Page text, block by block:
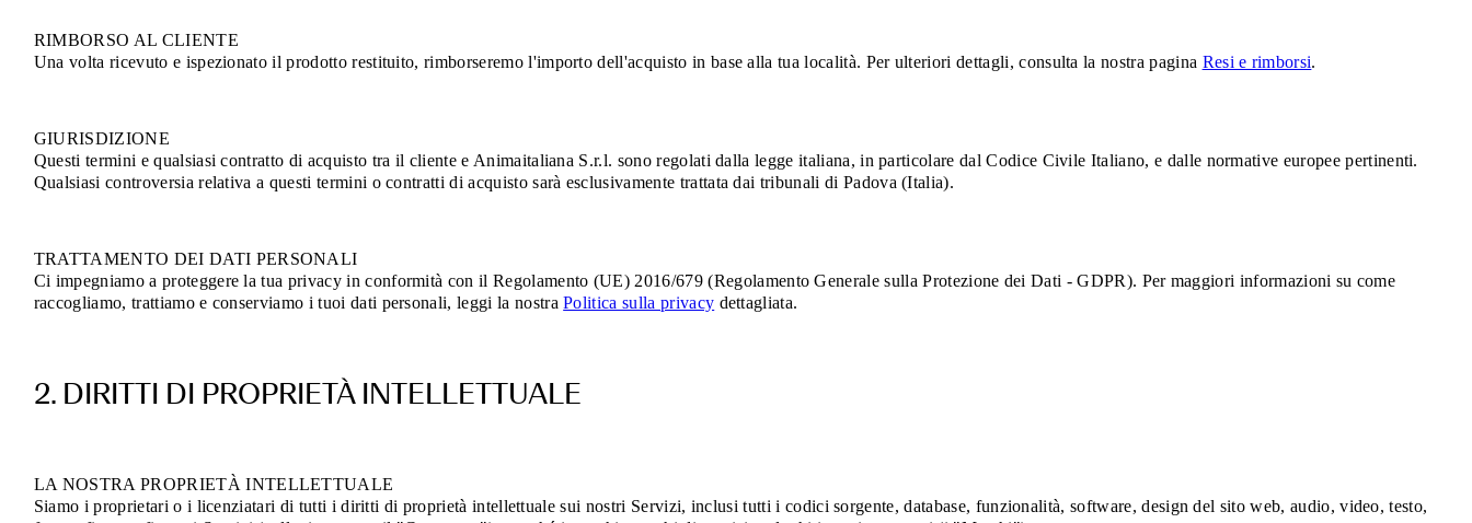
RIMBORSO AL CLIENTE
Una volta ricevuto e ispezionato il prodotto restituito, rimborseremo l'importo dell'acquisto in base alla tua località. Per ulteriori dettagli, consulta la nostra pagina Resi e rimborsi.
GIURISDIZIONE
Questi termini e qualsiasi contratto di acquisto tra il cliente e Animaitaliana S.r.l. sono regolati dalla legge italiana, in particolare dal Codice Civile Italiano, e dalle normative europee pertinenti.
Qualsiasi controversia relativa a questi termini o contratti di acquisto sarà esclusivamente trattata dai tribunali di Padova (Italia).
TRATTAMENTO DEI DATI PERSONALI
Ci impegniamo a proteggere la tua privacy in conformità con il Regolamento (UE) 2016/679 (Regolamento Generale sulla Protezione dei Dati - GDPR). Per maggiori informazioni su come
raccogliamo, trattiamo e conserviamo i tuoi dati personali, leggi la nostraPolitica sulla privacy dettagliata.
2. DIRITTI DI PROPRIETÀ INTELLETTUALE
LA NOSTRA PROPRIETÀ INTELLETTUALE
Siamo i proprietari o i licenziatari di tutti i diritti di proprietà intellettuale sui nostri Servizi, inclusi tutti i codici sorgente, database, funzionalità, software, design del sito web, audio, video, testo,